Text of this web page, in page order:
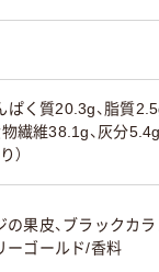
ぱく質20.3g、脂質
繊維38.1g、灰分
）
の果皮、ブラックカ
ーゴールド/香料